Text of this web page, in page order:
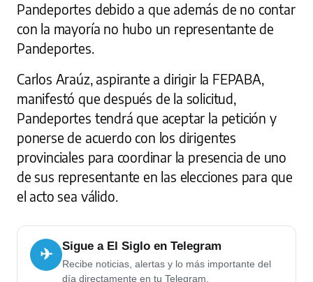
Pandeportes debido a que además de no contar
con la mayoría no hubo un representante de
Pandeportes.
Carlos Araúz, aspirante a dirigir la FEPABA,
manifestó que después de la solicitud,
Pandeportes tendrá que aceptar la petición y
ponerse de acuerdo con los dirigentes
provinciales para coordinar la presencia de uno
de sus representante en las elecciones para que
el acto sea válido.
✈ Sigue a El Siglo en Telegram
Recibe noticias, alertas y lo más importante del
día directamente en tu Telegram.